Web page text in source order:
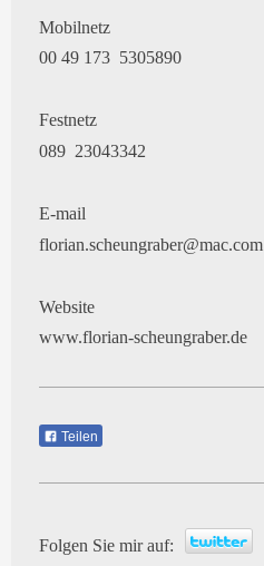
Mobilnetz
00 49 173 5305890
Festnetz
089 23043342
E-mail
florian.scheungraber@mac.com
Website
www.florian-scheungraber.de
Teilen
Folgen Sie mir auf: